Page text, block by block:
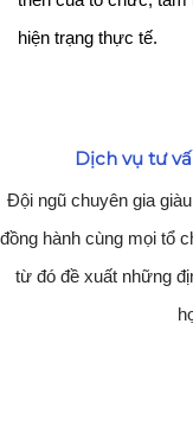
hiện trạng thực tế.
Dịch vụ tư
Đội ngũ chuyên gia
đồng hành cùng mọi tổ
từ đó đề xuất những